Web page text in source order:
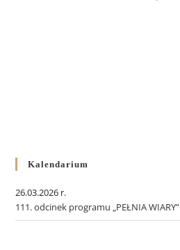
Kalendarium
26.03.2026 r.
111. odcinek programu „PEŁNIA WIARY”